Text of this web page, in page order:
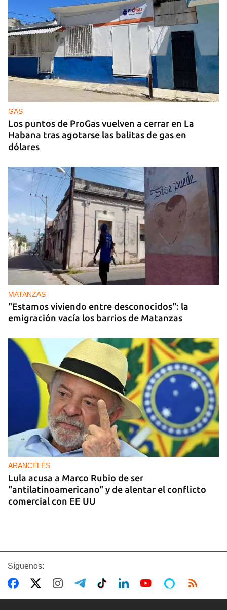
ECONOMÍA
Los economistas calculan que Cuba tardará tres
años en completar una "estabilización de
emergencia"
GAS
Los puntos de ProGas vuelven a cerrar en La
Habana tras agotarse las balitas de gas en
dólares
MATANZAS
"Estamos viviendo entre desconocidos": la
emigración vacía los barrios de Matanzas
ARANCELES
Lula acusa a Marco Rubio de ser
"antilatinoamericano" y de alentar el conflicto
comercial con EE UU
Síguenos: